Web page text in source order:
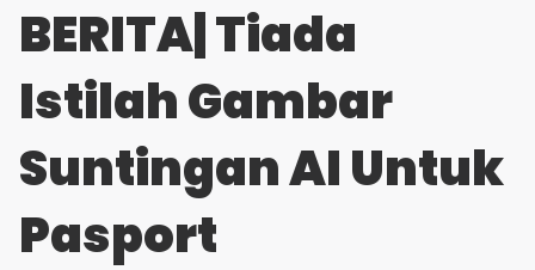
BERITA| Tiada
Istilah Gambar
Suntingan AI Untuk
Pasport